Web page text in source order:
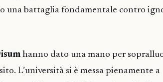
una battaglia fondamentale contro
hanno dato una mano per
L’università si è messa pienamente a